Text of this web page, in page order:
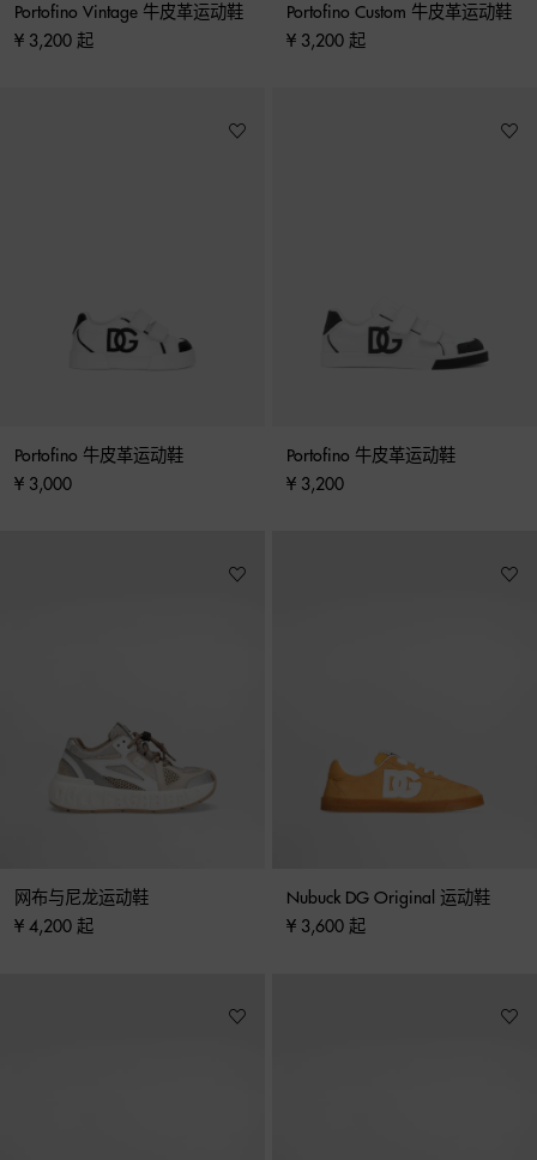
Portofino Vintage 牛皮革运动鞋
¥ 3,200 起
Portofino Custom 牛皮革运动鞋
¥ 3,200 起
Portofino 牛皮革运动鞋
¥ 3,000
Portofino 牛皮革运动鞋
¥ 3,200
网布与尼龙运动鞋
¥ 4,200 起
Nubuck DG Original 运动鞋
¥ 3,600 起